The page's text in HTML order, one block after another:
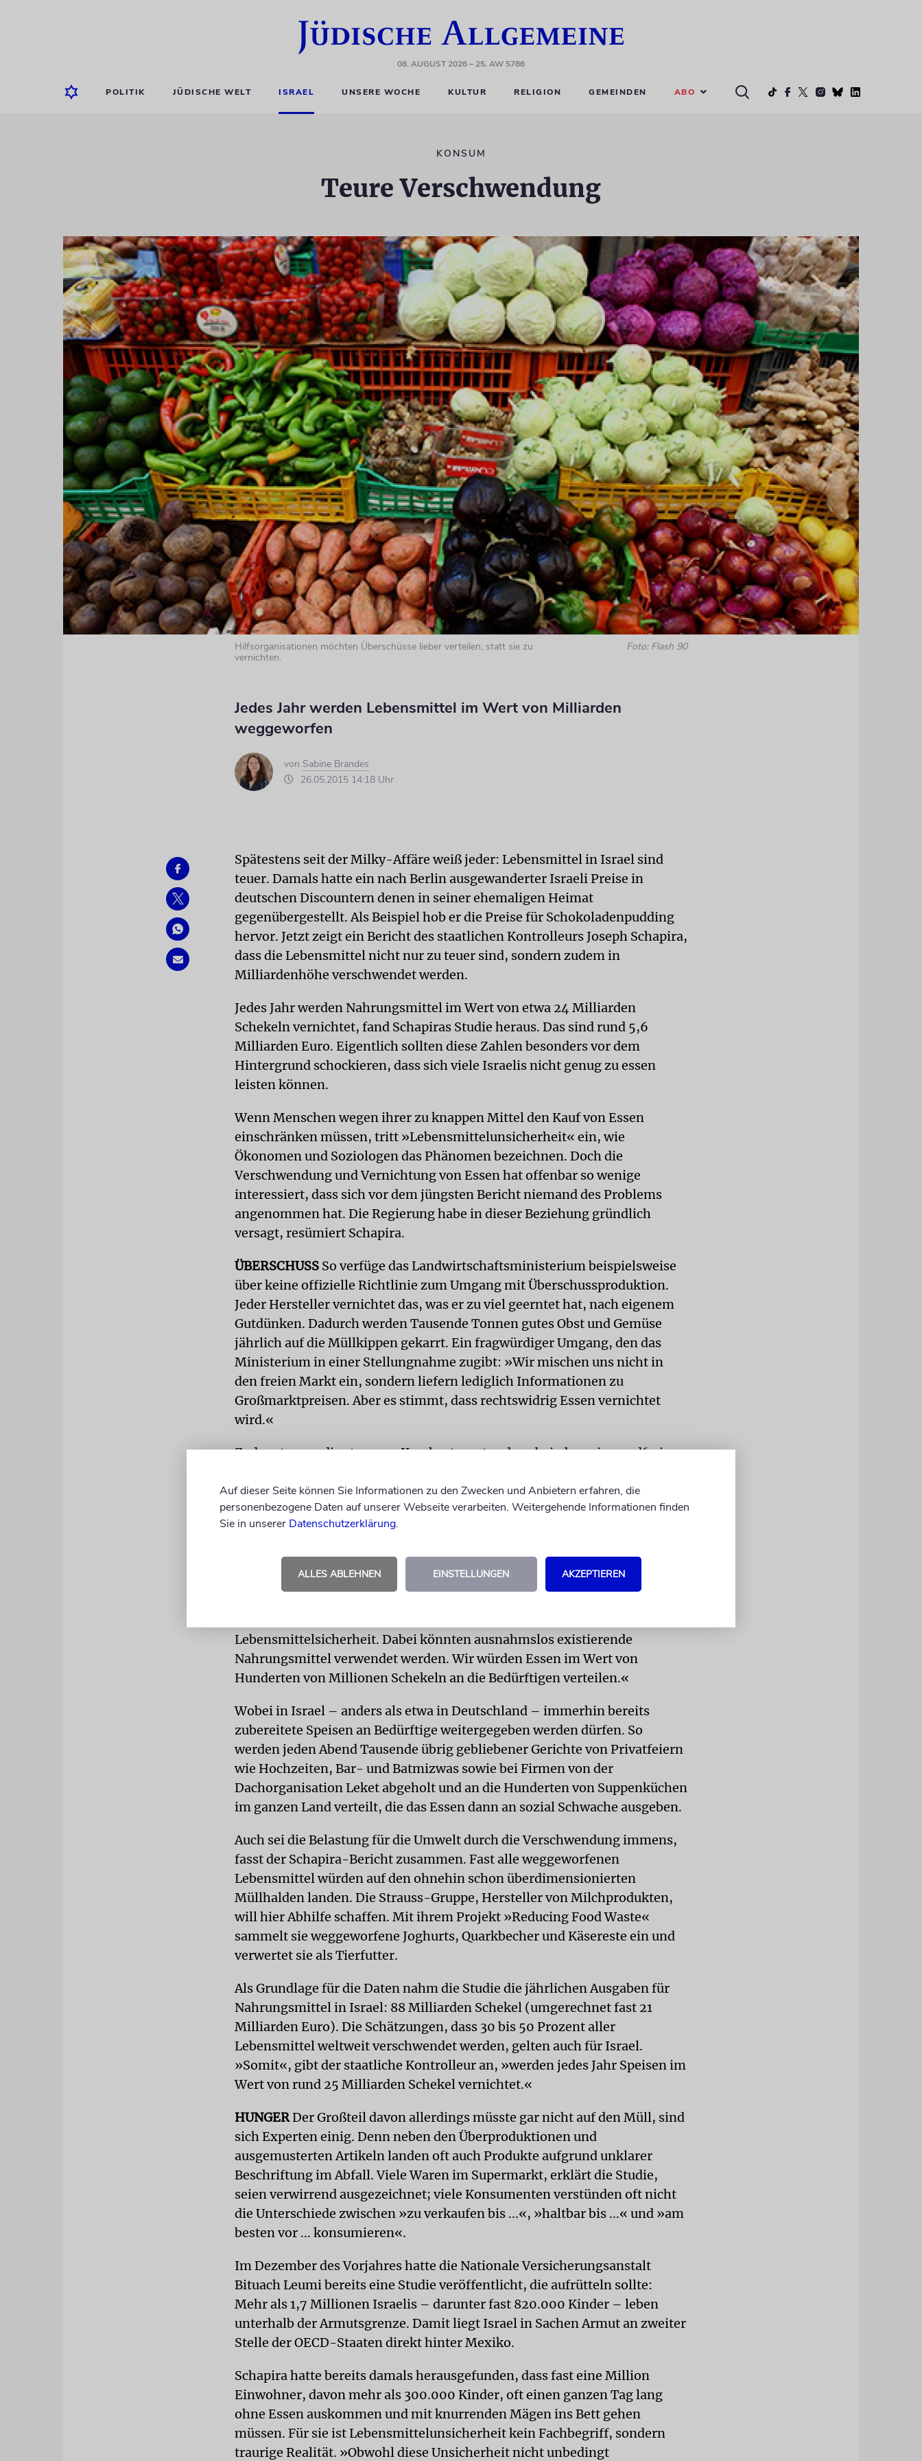
08. AUGUST 2026– 25. AW 5786
POLITIK JÜDISCHE WELT ISRAEL UNSERE WOCHE KULTUR RELIGION GEMEINDEN ABO
KONSUM
Teure Verschwendung
Hilfsorganisationen möchten Überschüsse lieber verteilen, statt sie zu
vernichten.
Foto: Flash 90
Jedes Jahr werden Lebensmittel im Wert von Milliarden
weggeworfen
von Sabine Brandes
26.05.2015 14:18 Uhr
Spätestens seit der Milky-Affäre weiß jeder: Lebensmittel in Israel sind
teuer. Damals hatte ein nach Berlin ausgewanderter Israeli Preise in
deutschen Discountern denen in seiner ehemaligen Heimat
gegenübergestellt. Als Beispiel hob er die Preise für Schokoladenpudding
hervor. Jetzt zeigt ein Bericht des staatlichen Kontrolleurs Joseph Schapira,
dass die Lebensmittel nicht nur zu teuer sind, sondern zudem in
Milliardenhöhe verschwendet werden.
Jedes Jahr werden Nahrungsmittel im Wert von etwa 24 Milliarden
Schekeln vernichtet, fand Schapiras Studie heraus. Das sind rund 5,6
Milliarden Euro. Eigentlich sollten diese Zahlen besonders vor dem
Hintergrund schockieren, dass sich viele Israelis nicht genug zu essen
leisten können.
Wenn Menschen wegen ihrer zu knappen Mittel den Kauf von Essen
einschränken müssen, tritt »Lebensmittelunsicherheit« ein, wie
Ökonomen und Soziologen das Phänomen bezeichnen. Doch die
Verschwendung und Vernichtung von Essen hat offenbar so wenige
interessiert, dass sich vor dem jüngsten Bericht niemand des Problems
angenommen hat. Die Regierung habe in dieser Beziehung gründlich
versagt, resümiert Schapira.
ÜBERSCHUSS So verfüge das Landwirtschaftsministerium beispielsweise
über keine offizielle Richtlinie zum Umgang mit Überschussproduktion.
Jeder Hersteller vernichtet das, was er zu viel geerntet hat, nach eigenem
Gutdünken. Dadurch werden Tausende Tonnen gutes Obst und Gemüse
jährlich auf die Müllkippen gekarrt. Ein fragwürdiger Umgang, den das
Ministerium in einer Stellungnahme zugibt: »Wir mischen uns nicht in
den freien Markt ein, sondern liefern lediglich Informationen zu
Großmarktpreisen. Aber es stimmt, dass rechtswidrig Essen vernichtet
wird.«
Zudem tragen die strengen Kaschrutgesetze dazu bei, dass einwandfreie
Kontrolleure werden ein bis zwei Prozent der frischen Waren
weggeworfen. Jeden Tag.
Stattdessen könnten all diese Lebensmittel dazu verwendet werden, den
Hunger der Armen im Land zu lindern. Derselben Meinung ist Eran
Lebensmittelsicherheit. Dabei könnten ausnahmslos existierende
Nahrungsmittel verwendet werden. Wir würden Essen im Wert von
Hunderten von Millionen Schekeln an die Bedürftigen verteilen.«
Wobei in Israel – anders als etwa in Deutschland – immerhin bereits
zubereitete Speisen an Bedürftige weitergegeben werden dürfen. So
werden jeden Abend Tausende übrig gebliebener Gerichte von Privatfeiern
wie Hochzeiten, Bar- und Batmizwas sowie bei Firmen von der
Dachorganisation Leket abgeholt und an die Hunderten von Suppenküchen
im ganzen Land verteilt, die das Essen dann an sozial Schwache ausgeben.
Auch sei die Belastung für die Umwelt durch die Verschwendung immens,
fasst der Schapira-Bericht zusammen. Fast alle weggeworfenen
Lebensmittel würden auf den ohnehin schon überdimensionierten
Müllhalden landen. Die Strauss-Gruppe, Hersteller von Milchprodukten,
will hier Abhilfe schaffen. Mit ihrem Projekt »Reducing Food Waste«
sammelt sie weggeworfene Joghurts, Quarkbecher und Käsereste ein und
verwertet sie als Tierfutter.
Als Grundlage für die Daten nahm die Studie die jährlichen Ausgaben für
Nahrungsmittel in Israel: 88 Milliarden Schekel (umgerechnet fast 21
Milliarden Euro). Die Schätzungen, dass 30 bis 50 Prozent aller
Lebensmittel weltweit verschwendet werden, gelten auch für Israel.
»Somit«, gibt der staatliche Kontrolleur an, »werden jedes Jahr Speisen im
Wert von rund 25 Milliarden Schekel vernichtet.«
HUNGERDer Großteil davon allerdings müsste gar nicht auf den Müll, sind
sich Experten einig. Denn neben den Überproduktionen und
ausgemusterten Artikeln landen oft auch Produkte aufgrund unklarer
Beschriftung im Abfall. Viele Waren im Supermarkt, erklärt die Studie,
seien verwirrend ausgezeichnet; viele Konsumenten verstünden oft nicht
die Unterschiede zwischen »zu verkaufen bis ...«, »haltbar bis ...« und »am
besten vor ... konsumieren«.
Im Dezember des Vorjahres hatte die Nationale Versicherungsanstalt
Bituach Leumi bereits eine Studie veröffentlicht, die aufrütteln sollte:
Mehr als 1,7 Millionen Israelis – darunter fast 820.000 Kinder – leben
unterhalb der Armutsgrenze. Damit liegt Israel in Sachen Armut an zweiter
Stelle der OECD-Staaten direkt hinter Mexiko.
Schapira hatte bereits damals herausgefunden, dass fast eine Million
Einwohner, davon mehr als 300.000 Kinder, oft einen ganzen Tag lang
ohne Essen auskommen und mit knurrenden Mägen ins Bett gehen
müssen. Für sie ist Lebensmittelunsicherheit kein Fachbegriff, sondern
traurige Realität. »Obwohl diese Unsicherheit nicht unbedingt
Auf dieser Seite können Sie Informationen zu den Zwecken und Anbietern erfahren, die
personenbezogene Daten auf unserer Webseite verarbeiten. Weitergehende Informationen finden
Sie in unserer Datenschutzerklärung.
ALLES ABLEHNEN EINSTELLUNGEN AKZEPTIEREN